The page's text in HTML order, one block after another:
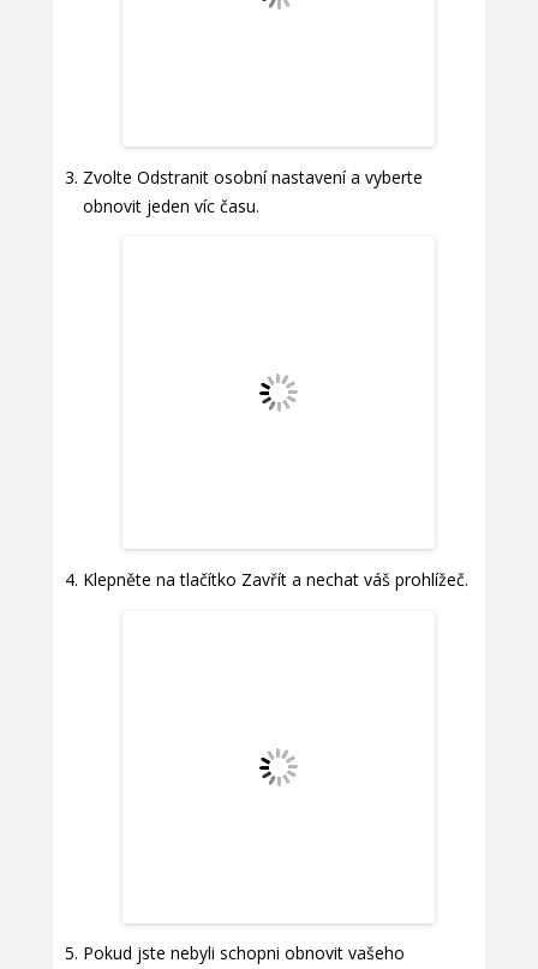
Zvolte Odstranit osobní nastavení a vyberte
obnovit jeden víc času.
Klepněte na tlačítko Zavřít a nechat váš prohlížeč.
Pokud jste nebyli schopni obnovit vašeho